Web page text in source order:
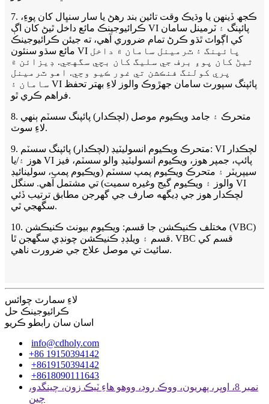
7. ڪجھ ڏينهن يا وڌيڪ وقت تائين بند رهڻ يا سار سنڀال کان پوءِ،
ڪرائيوجينڪ مائع داخل ٿيڻ کان اڳ VI پائپنگ ۽ ٽرمينل سامان
کي اڳواٽ ٿڌو ڪرڻ تمام ضروري آهي، ته جيئن ڪرائيوجينڪ
مائع سڌو سنئون VI پائپنگ ۽ ٽرمينل سامان ۾ داخل
ٿيڻ کان پوءِ برف جي سليگ کان بچي سگهجي. ڊيزائن ۾
پري کولنگ فنڪشن تي غور ڪيو وڃي. اهو ٽرمينل
سامان ۽ VI پائپنگ سپورٽ سامان جهڙوڪ والوز لاءِ بهتر تحفظ
فراهم ڪري ٿو.
8. متحرڪ ۽ جامد ويڪيوم موصل (لچڪدار) پائپنگ سسٽم ٻنهي
لاءِ سوٽ.
9. متحرڪ ويڪيوم انسوليٽيڊ (لچڪدار) پائپنگ سسٽم: VI لچڪدار
هوز ۽/يا VI پائپ، جمپر هوز، ويڪيوم انسوليٽيڊ والو سسٽم، فيز
سيپريٽر ۽ متحرڪ ويڪيوم پمپ سسٽم (ويڪيوم پمپ، سولينائيڊ
والوز ۽ ويڪيوم گيج وغيره سميت) تي مشتمل آهي. سنگل VI
لچڪدار هوز جي ڊيگهه صارف جي گهرجن مطابق ترتيب ڏئي
سگهجي ٿي.
10. مختلف ڪنيڪشن جا قسم: ويڪيوم بيونٽ ڪنيڪشن (VBC)
قسم ۽ ويلڊڊ ڪنيڪشن چونڊي سگھجن ٿا. VBC قسم کي
سائيٽ تي موصل علاج جي ضرورت ناهي.
لاءِ سمارٽ چوائس
ڪرائيوجينڪ حل
اسان سان رابطو ڪريو
info@cdholy.com
+86 19150394142
+8619150394142
+8618090111643
نمبر 8، اوڀر، پهريون، ووڪ روڊ، ووهو هاءِ ٽيڪ زون، چينگدو،
چين